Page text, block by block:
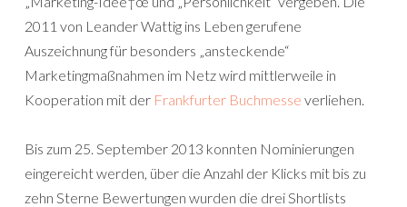
2011 von Leander Wattig ins Leben gerufene
Auszeichnung für besonders „ansteckende“
Marketingmaßnahmen im Netz wird mittlerweile in
Kooperation mit der Frankfurter Buchmesse verliehen.
Bis zum 25. September 2013 konnten Nominierungen
eingereicht werden, über die Anzahl der Klicks mit bis zu
zehn Sterne Bewertungen wurden die drei Shortlists